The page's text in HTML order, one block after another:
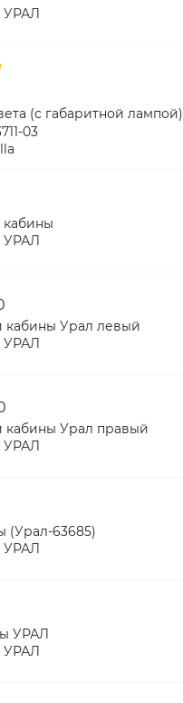
УРАЛ
(с габаритной лампой)
03
УРАЛ
кабины Урал левый
УРАЛ
кабины Урал правый
УРАЛ
(Урал-63685)
УРАЛ
УРАЛ
УРАЛ